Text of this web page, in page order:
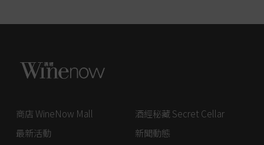
商店 WineNow Mall
酒經秘藏 Secret Cellar
最新活動
新聞動態